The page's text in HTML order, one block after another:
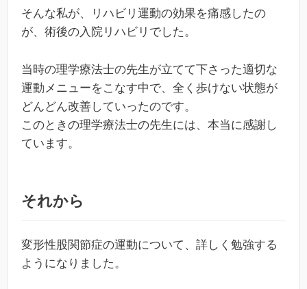
そんな私が、リハビリ運動の効果を痛感したの
が、術後の入院リハビリでした。
当時の理学療法士の先生が立てて下さった適切な
運動メニューをこなす中で、全く歩けない状態が
どんどん改善していったのです。
このときの理学療法士の先生には、本当に感謝し
ています。
それから
変形性股関節症の運動について、詳しく勉強する
ようになりました。